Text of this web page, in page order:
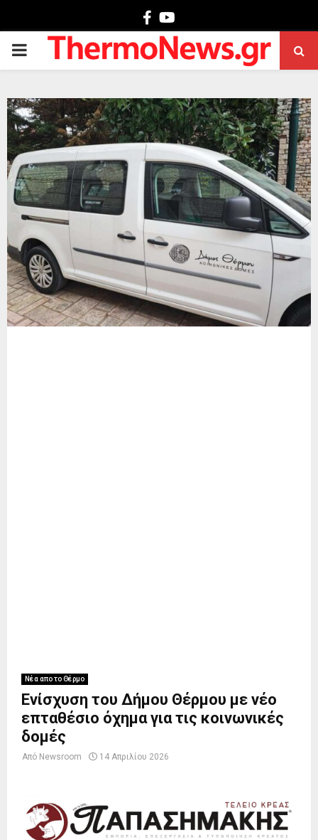
Facebook
PRIMARY
Νέα απο το Θέρμο
Ενίσχυση του Δήμου Θέρμου με νέο
επταθέσιο όχημα για τις κοινωνικές
δομές
Από Newsroom 14 Απριλίου 2026